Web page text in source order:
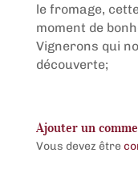
le fromage,
moment de
Vignerons qui
découverte;
Ajouter un
Vous devez être